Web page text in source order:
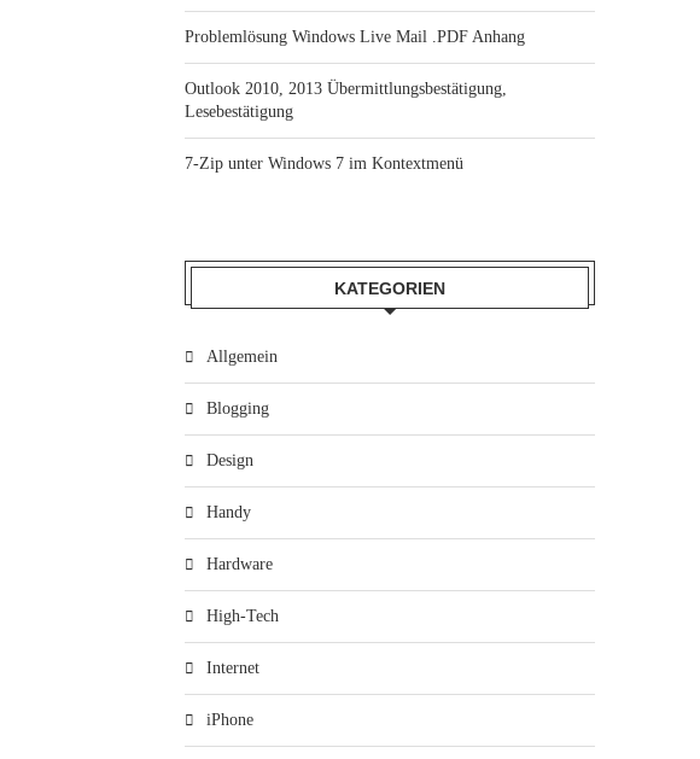
Problemlösung Windows Live Mail .PDF Anhang
Outlook 2010, 2013 Übermittlungsbestätigung,
Lesebestätigung
7-Zip unter Windows 7 im Kontextmenü
KATEGORIEN
Allgemein
Blogging
Design
Handy
Hardware
High-Tech
Internet
iPhone